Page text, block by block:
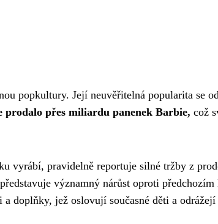
popkultury. Její neuvěřitelná popularita se
prodalo přes miliardu panenek Barbie, což
vyrábí, pravidelně reportuje silné tržby z
významný nárůst oproti předchozím
doplňky, jež oslovují současné děti a